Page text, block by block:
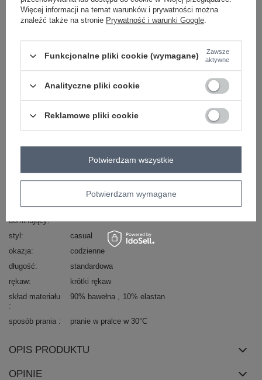
ZALOGUJ SIĘ I ZOBACZ CENĘ
Zadzwoń+48 601 547 740 Zadaj pytanie
skład materiału: 90% bawełna, 10% elastan
sposób prania: pranie w pralce w 30°C
gładki
dekolt
łódka
pomarańczowy
dominujący
styl
casual
okazja
codzienne
długość
standardowa
rękaw
krótki rękaw
skład materiału
90% bawełna 10% elastan
sposób prania pranie w pralce w 30°C
OPIS PRODUKTU
OPINIE
Więcej informacji na temat warunków i prywatności można
znaleźć także na stronie Prywatność i warunki Google.
Funkcjonalne pliki cookie (wymagane)
Zawsze
aktywne
Analityczne pliki cookie
Reklamowe pliki cookie
Potwierdzam wymagane
Potwierdzam wszystkie